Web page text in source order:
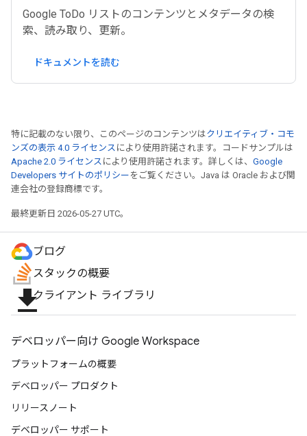
Google ToDo リストのコンテンツとメタデータの検
索、読み取り、更新。
ドキュメントを読む
特に記載のない限り、このページのコンテンツはクリエイティブ・コモ
ンズの表示 4.0 ライセンス により使用許諾されます。コードサンプルは
Apache 2.0 ライセンス により使用許諾されます。詳しくは、 Google
Developers サイトのポリシー をご覧ください。Java は Oracle および関
連会社の登録商標です。
最終更新日 2026-05-27 UTC。
ブログ
スタックの概要
file_downloadクライアント ライブラリ
デベロッパー向け Google Workspace
プラットフォームの概要
デベロッパー プロダクト
リリースノート
デベロッパー サポート